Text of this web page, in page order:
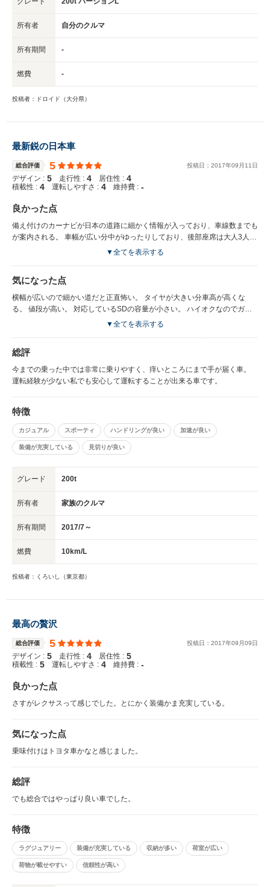
所有者 自分のクルマ
所有期間 -
燃費 -
投稿者：ドロイド（大分県）
最新鋭の日本車
総合評価 5 投稿日： 2017年09 月 11 日
デザイン : 5 走行性 : 4 居住性 : 4
積載性 : 4 運転しやすさ : 4 維持費 : -
良かった点
備え付けのカーナビが日本の道路に細かく情報が入っており、車線数までも
が案内される。 車幅が広い分中がゆったりしており、後部座席は大人3人が
乗っても余裕がある。 センサーが多くあり車線変更や駐車など多くの場面
が確認出来る。 ハンズフリーで電話出来る。 車の鍵を掛け忘れてもスマー
トフォンからかけることが出来る。 鍵を出すことなく鞄などに仕舞ったま
までも開け閉めが出来るので荷物などで手が空いていなくても安心。 ベン
快適になる。 内装が選ぶことが出来るので高級感のある内装やスッキリし
た内装など細かく選ぶことが出来る。 見た目が格好良い。
▼全てを表示する
気になった点
横幅が広いので細かい道だと正直怖い。 タイヤが大きい分車高が高くな
る。 値段が高い。 対応しているSDの容量が小さい。 ハイオクなのでガソ
▼全てを表示する
総評
今までの乗った中では非常に乗りやすく、痒いところにまで手が届く車。
運転経験が少ない私でも安心して運転することが出来る車です。
特徴
カジュアル スポーティ ハンドリングが良い 加速が良い
装備が充実している 見切りが良い
グレード 200t
所有者 家族のクルマ
所有期間 2017/7～
燃費 10km/L
投稿者：くろいし（東京都）
最高の贅沢
総合評価 5 投稿日： 2017年09 月09日
デザイン : 5 走行性 : 4 居住性 : 5
積載性 : 5 運転しやすさ : 4 維持費 : -
良かった点
さすがレクサスって感じでした。とにかく装備かま充実している。
気になった点
乗味付けはトヨタ車かなと感じました。
総評
でも総合ではやっぱり良い車でした。
特徴
ラグジュアリー 装備が充実している 収納が多い 荷室が広い
荷物が載せやすい 信頼性が高い